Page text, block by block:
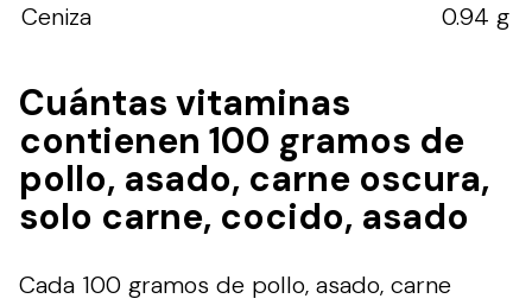
Ceniza
0.94 g
Cuántas vitaminas
contienen 100 gramos de
pollo, asado, carne oscura,
solo carne, cocido, asado
Cada 100 gramos de pollo, asado, carne